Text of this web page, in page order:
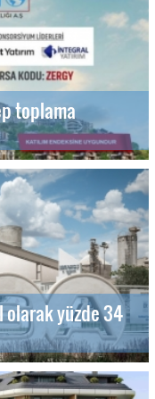
toplama
olarak yüzde 34